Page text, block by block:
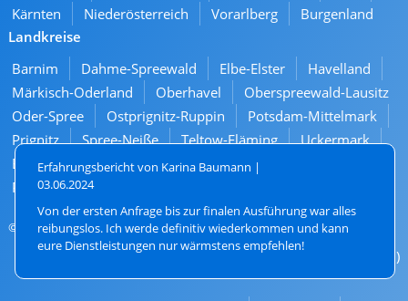
Erfahrungsbericht von Karina Baumann |
03.06.2024
Von der ersten Anfrage bis zur finalen Ausführung war alles
reibungslos. Ich werde definitiv wiederkommen und kann
eure Dienstleistungen nur wärmstens empfehlen!
Kärnten
Niederösterreich Vorarlberg
Burgenland
Landkreise
Barnim
Dahme-Spreewald Elbe-Elster
Havelland
Märkisch-Oderland
Oberhavel
Oberspreewald-Lausitz
Oder-Spree
Ostprignitz-Ruppin
Potsdam-Mittelmark
Prignitz
Spree-Neiße Teltow-Fläming
Uckermark
Brandenburg an der Havel
Cottbus
Potsdam
© 2026. All rights reserved
13 Bewertungen (4,3 von 5)